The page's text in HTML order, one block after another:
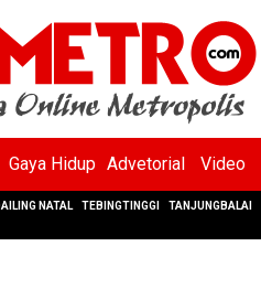
Gaya Hidup Advetorial Video
NATAL TEBINGTINGGI TANJUNGBALAI